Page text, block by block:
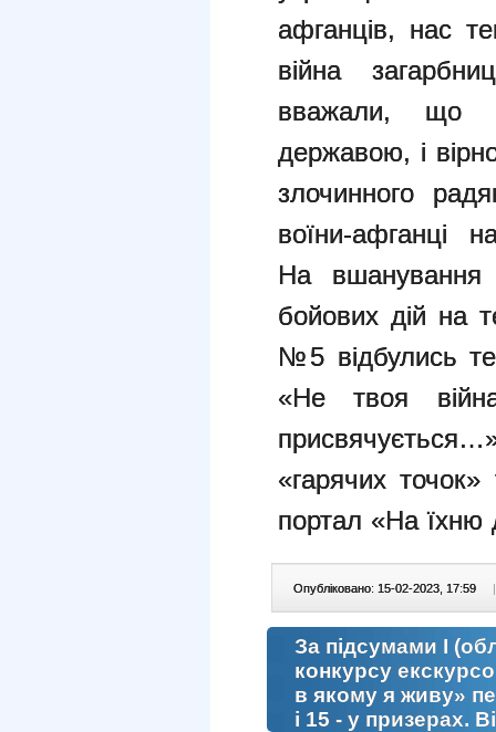
афганців, нас
війна
вважали, що
державою, і
злочинного
воїни-афганці
На вшанування
бойових дій на
№5 відбулись
«Не твоя
«гарячих точок»
портал «На їхню
Опубліковано: 15-02-2023, 17:59 |
За підсумами І
конкурсу
в якому я живу»
і 15 - у призерах.